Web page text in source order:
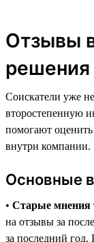
Отзывы
решения
Соискатели уже
второстепенную
помогают
внутри компании.
Основные
• Старые мнения
на отзывы за
за последний